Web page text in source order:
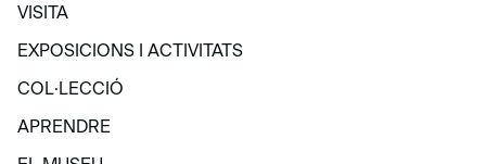
VISITA
EXPOSICIONS I ACTIVITATS
EXPOSICIONS I ACTIVITATS
COL·LECCIÓ
APRENDRE